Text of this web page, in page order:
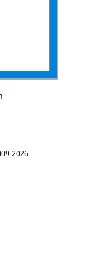
2026